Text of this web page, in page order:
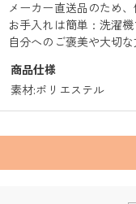
メーカー直送品のため
お手入れは簡単：洗濯
自分へのご褒美や大切
商品仕様
素材:ポリエステル